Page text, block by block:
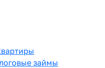
займы